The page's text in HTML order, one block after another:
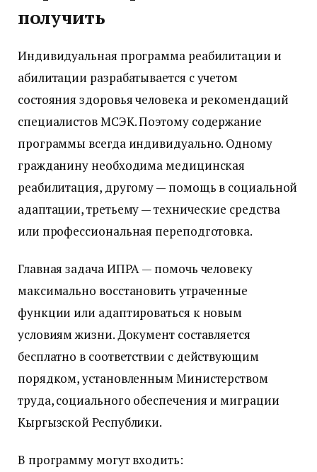
получить
Индивидуальная программа реабилитации и
абилитации разрабатывается с учетом
состояния здоровья человека и рекомендаций
специалистов МСЭК. Поэтому содержание
программы всегда индивидуально. Одному
гражданину необходима медицинская
реабилитация, другому — помощь в социальной
адаптации, третьему — технические средства
или профессиональная переподготовка.
Главная задача ИПРА — помочь человеку
максимально восстановить утраченные
функции или адаптироваться к новым
условиям жизни. Документ составляется
бесплатно в соответствии с действующим
порядком, установленным Министерством
труда, социального обеспечения и миграции
Кыргызской Республики.
В программу могут входить: